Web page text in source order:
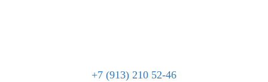
+7 (913) 210 52-46